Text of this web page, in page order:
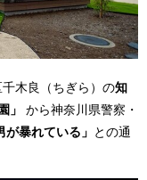
木良（ちぎら）の知
」
から神奈川県警察・
が暴れている」
との通